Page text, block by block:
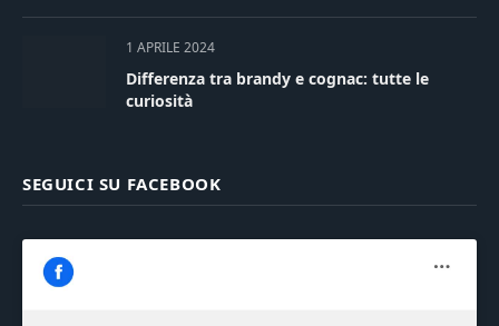
1 APRILE 2024
Differenza tra brandy e cognac: tutte le
curiosità
SEGUICI SU FACEBOOK